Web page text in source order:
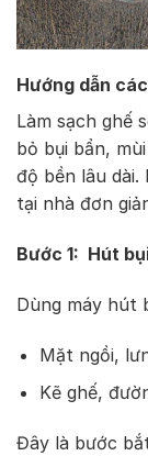
Hướng dẫn
Làm sạch ghế
bỏ bụi bẩn,
độ bền lâu dài.
tại nhà đơn
Bước 1: Hút
Dùng máy hút
Mặt ngồi,
Kẽ ghế,
Đây là bước